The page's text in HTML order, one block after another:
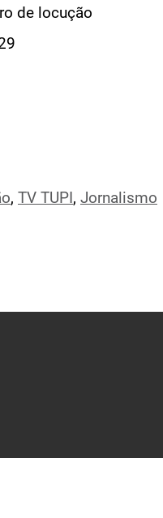
de locução
, TV TUPI , Jornalismo